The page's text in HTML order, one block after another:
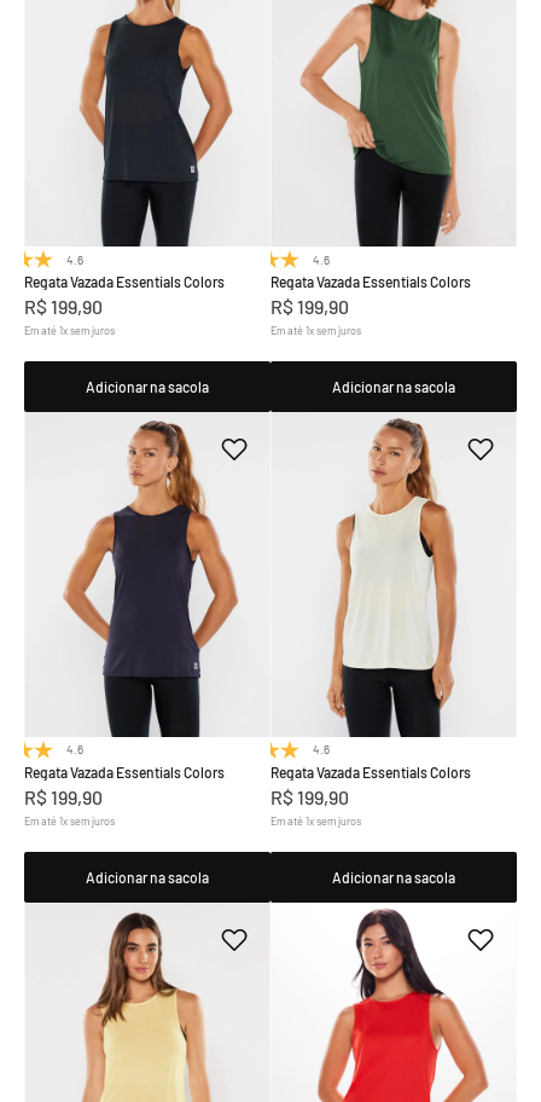
4.6
Regata Vazada Essentials Colors
R$199,90
Em até1xsem juros
Adicionar na sacola
4.6
Regata Vazada Essentials Colors
R$199,90
Em até1xsem juros
Adicionar na sacola
4.6
Regata Vazada Essentials Colors
R$199,90
Em até1xsem juros
Adicionar na sacola
4.6
Regata Vazada Essentials Colors
R$199,90
Em até1xsem juros
Adicionar na sacola